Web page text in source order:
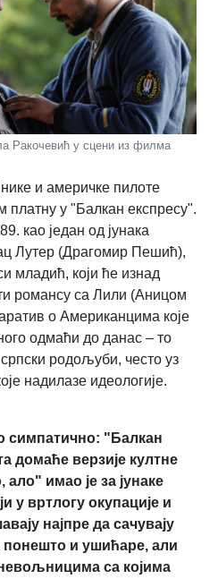
Ракочевић у сцени из филма
и америчке пилоте
у "Балкан експресу".
као један од јунака
Лутер (Драгомир Пешић),
младић, који ће изнад
романсу са Лили (Аницом
о Американцима које
одмаћи до данас – то
родољуби, често уз
надилазе идеологије.
симпатично: "Балкан
домаће верзије култне
имао је за јунаке
у вртлогу окупације и
најпре да сачувају
понешто и ушићаре, али
са којима